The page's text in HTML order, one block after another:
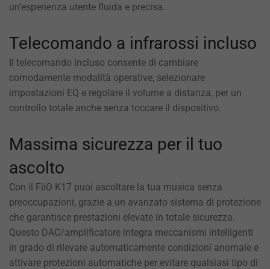
un’esperienza utente fluida e precisa.
Telecomando a infrarossi incluso
Il telecomando incluso consente di cambiare
comodamente modalità operative, selezionare
impostazioni EQ e regolare il volume a distanza, per un
controllo totale anche senza toccare il dispositivo.
Massima sicurezza per il tuo
ascolto
Con il FiiO K17 puoi ascoltare la tua musica senza
preoccupazioni, grazie a un avanzato sistema di protezione
che garantisce prestazioni elevate in totale sicurezza.
Questo DAC/amplificatore integra meccanismi intelligenti
in grado di rilevare automaticamente condizioni anomale e
attivare protezioni automatiche per evitare qualsiasi tipo di